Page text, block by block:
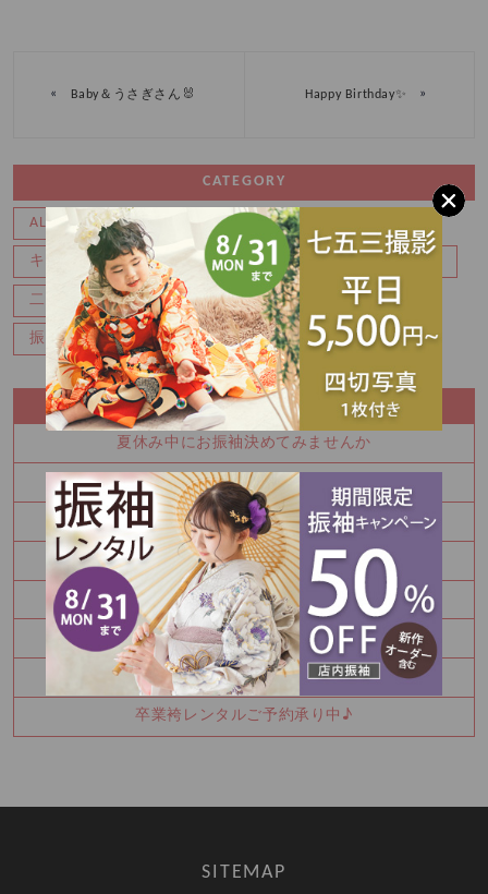
« Baby＆うさぎさん🐰 Happy Birthday✨ »
CATEGORY
ALL movie Wedding イベント
キャンペーン バースデー マタニティ 七五三
二分の一成人式 写真 成人式前撮り
振袖レンタル 百日 記念写真
RECENT ENTRY
夏休み中にお振袖決めてみませんか
8月 夏の特別展示会 ご予約枠残りわずかです！！
Half Birthday‪‪*°♡
8月 振袖特別展示会 ご予約受付中です！！
Happy Birthday🎉
七五三詣りの神社紹介⛩️
8月振袖展示会予約受付中✨
卒業袴レンタルご予約承り中♪
SITEMAP